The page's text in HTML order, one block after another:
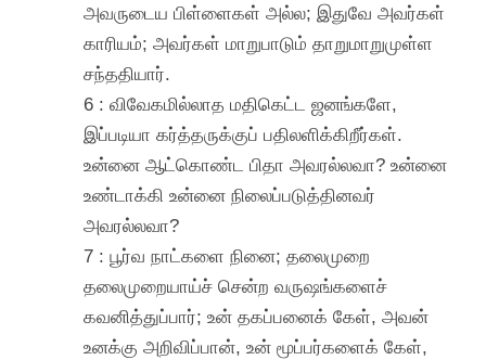
அவருடைய பிள்ளைகள் அல்ல; இதுவே அவர்கள்
காரியம்; அவர்கள் மாறுபாடும் தாறுமாறுமுள்ள
சந்ததியார்.
6 : விவேகமில்லாத மதிகெட்ட ஜனங்களே,
இப்படியா கர்த்தருக்குப் பதிலளிக்கிறீர்கள்.
உன்னை ஆட்கொண்ட பிதா அவரல்லவா? உன்னை
உண்டாக்கி உன்னை நிலைப்படுத்தினவர்
அவரல்லவா?
7 : பூர்வ நாட்களை நினை; தலைமுறை
தலைமுறையாய்ச் சென்ற வருஷங்களைச்
கவனித்துப்பார்; உன் தகப்பனைக் கேள், அவன்
உனக்கு அறிவிப்பான், உன் மூப்பர்களைக் கேள்,